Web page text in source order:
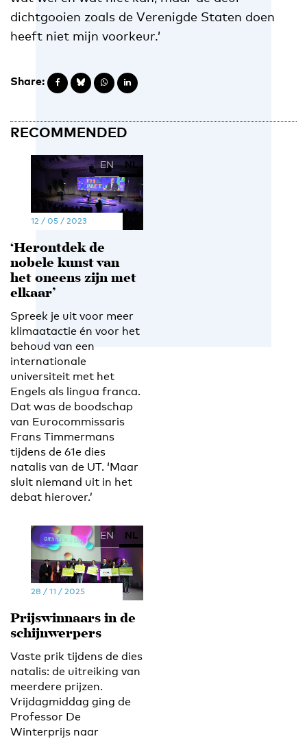
dichtgooien zoals de Verenigde Staten doen
heeft niet mijn voorkeur.’
Share:
RECOMMENDED
EN NL
12 / 05 / 2023
‘Herontdek de
nobele kunst van
het oneens zijn met
elkaar’
Spreek je uit voor meer
klimaatactie én voor het
behoud van een
internationale
universiteit met het
Engels als lingua franca.
Dat was de boodschap
van Eurocommissaris
Frans Timmermans
tijdens de 61e dies
natalis van de UT. ‘Maar
sluit niemand uit in het
debat hierover.’
EN NL
28 / 11 / 2025
Prijswinnaars in de
schijnwerpers
Vaste prik tijdens de dies
natalis: de uitreiking van
meerdere prijzen.
Vrijdagmiddag ging de
Professor De
Winterprijs naar